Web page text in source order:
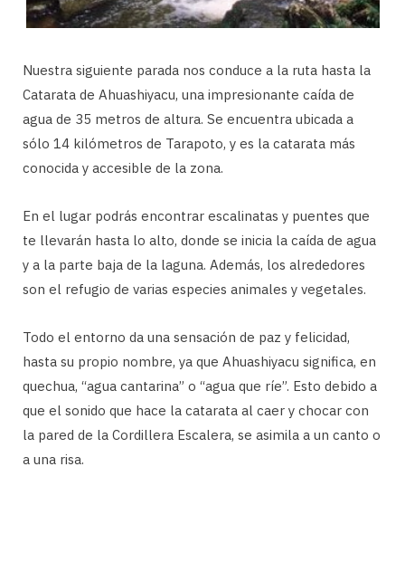
Nuestra siguiente parada nos conduce a la ruta hasta la
Catarata de Ahuashiyacu, una impresionante caída de
agua de 35 metros de altura. Se encuentra ubicada a
sólo 14 kilómetros de Tarapoto, y es la catarata más
conocida y accesible de la zona.
En el lugar podrás encontrar escalinatas y puentes que
te llevarán hasta lo alto, donde se inicia la caída de agua
y a la parte baja de la laguna. Además, los alrededores
son el refugio de varias especies animales y vegetales.
Todo el entorno da una sensación de paz y felicidad,
hasta su propio nombre, ya que Ahuashiyacu significa, en
quechua, “agua cantarina” o “agua que ríe”. Esto debido a
que el sonido que hace la catarata al caer y chocar con
la pared de la Cordillera Escalera, se asimila a un canto o
a una risa.